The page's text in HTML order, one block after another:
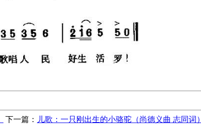
下一篇： 儿歌：一只刚出生的小骆驼（尚德义曲 志同词）